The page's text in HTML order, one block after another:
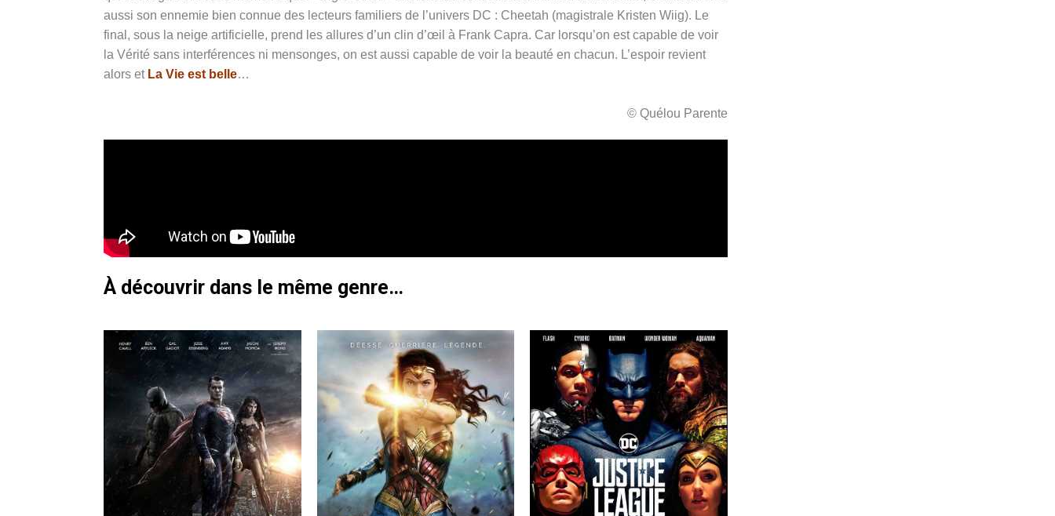
aussi son ennemie bien connue des lecteurs familiers de l’univers DC : Cheetah (magistrale Kristen Wiig). Le
final, sous la neige artificielle, prend les allures d’un clin d’œil à Frank Capra. Car lorsqu’on est capable de voir
la Vérité sans interférences ni mensonges, on est aussi capable de voir la beauté en chacun. L’espoir revient
alors et La Vie est belle…
© Quélou Parente
À découvrir dans le même genre…